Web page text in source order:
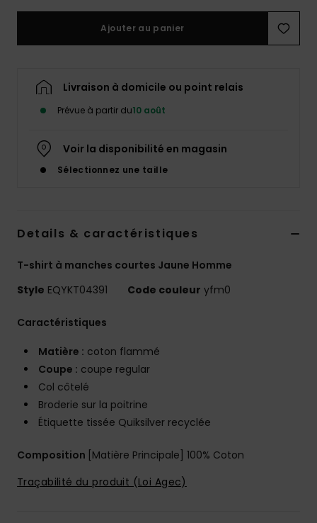
Ajouter au panier
Livraison à domicile ou point relais
Prévue à partir du10 août
Voir la disponibilité en magasin
Sélectionnez une taille
Details & caractéristiques
T-shirt à manches courtes Jaune Homme
Style EQYKT04391 Code couleur yfm0
Caractéristiques
Matière : coton flammé
Coupe : coupe regular
Col côtelé
Broderie sur la poitrine
Étiquette tissée Quiksilver recyclée
Composition [Matière Principale] 100% Coton
Traçabilité du produit (Loi Agec)